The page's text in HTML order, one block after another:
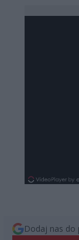
Dodaj nas do